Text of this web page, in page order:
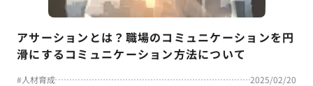
アサーションとは？職場のコミュニケーションを円
滑にするコミュニケーション方法について
#人材育成 2025/02/20